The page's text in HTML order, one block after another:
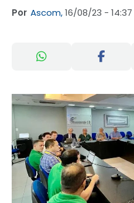
Por Ascom,16/08/23 - 14:37